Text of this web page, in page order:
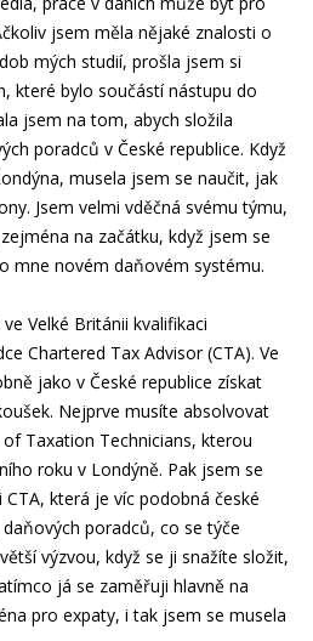
jsem měla nějaké znalosti o
mých studií, prošla jsem si
které bylo součástí nástupu do
jsem na tom, abych složila
poradců v České republice. Když
musela jsem se naučit, jak
Jsem velmi vděčná svému týmu,
na začátku, když jsem se
mne novém daňovém systému.
Velké Británii kvalifikaci
Chartered Tax Advisor (CTA). Ve
jako v České republice získat
Nejprve musíte absolvovat
Taxation Technicians, kterou
roku v Londýně. Pak jsem se
která je víc podobná české
poradců, co se týče
výzvou, když se ji snažíte složit,
já se zaměřuji hlavně na
pro expaty, i tak jsem se musela